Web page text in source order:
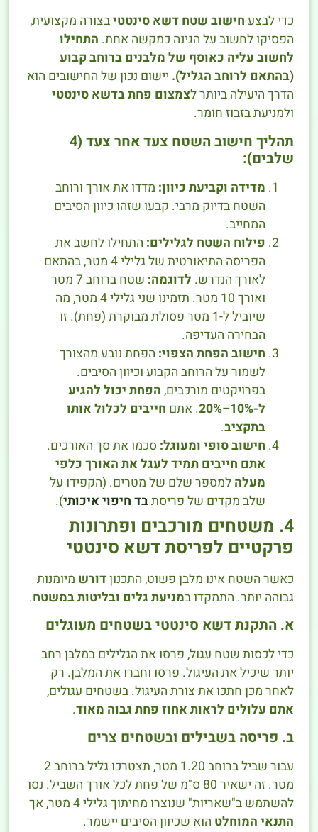
כדי לבצע חישוב שטח דשא סינטטיבצורה מקצועית,
הפסיקו לחשוב על הגינה כמקשה אחת. התחילו
לחשוב עליה כאוסף של מלבנים ברוחב קבוע
(בהתאם לרוחב הגליל). יישום נכון של החישובים הוא
הדרך היעילה ביותר לצמצום פחת בדשא סינטטי
ולמניעת בזבוז חומר.
תהליך חישוב השטח צעד אחר צעד (4
שלבים):
מדידה וקביעת כיוון: מדדו את אורך ורוחב
השטח בדיוק מרבי. קבעו שזהו כיוון הסיבים
המחייב.
פילוח השטח לגלילים: התחילו לחשב את
הפריסה התיאורטית של גלילי 4 מטר, בהתאם
לאורך הנדרש. לדוגמה:
שטח ברוחב 7 מטר
ואורך 10 מטר. תזמינו שני גלילי 4 מטר, מה
שיוביל ל-1 מטר פסולת מבוקרת (פחת). זו
הבחירה העדיפה.
חישוב הפחת הצפוי: הפחת נובע מהצורך
לשמור על הרוחב הקבוע וכיוון הסיבים.
בפרויקטים מורכבים, הפחת יכול להגיע
ל-10%–20%
. אתם חייבים לכלול אותו
בתקציב.
חישוב סופי ומעוגל: סכמו את סך האורכים.
אתם חייבים תמיד לעגל את האורך כלפי
מעלה למספר שלם של מטרים. (הקפידו על
שלב מקדים של פריסתבד חיפוי איכותי).
4. משטחים מורכבים ופתרונות
פרקטיים לפריסת דשא סינטטי
כאשר השטח אינו מלבן פשוט, התכנוןדורש מיומנות
גבוהה יותר. התמקדו במניעת גלים ובליטות במשטח.
א. התקנת דשא סינטטי בשטחים מעוגלים
כדי לכסות שטח עגול, פרסו את הגלילים במלבן רחב
יותר שיכיל את העיגול. פרסו וחברו את המלבן. רק
לאחר מכן חתכו את צורת העיגול. בשטחים עגולים,
אתם עלולים לראות אחוז פחת גבוה מאוד.
ב. פריסה בשבילים ובשטחים צרים
עבור שביל ברוחב 1.20 מטר, תצטרכו גליל ברוחב 2
מטר. זה ישאיר 80 ס"מ של פחת לכל אורך השביל. נסו
להשתמש ב"שאריות" שנוצרו מחיתוך גלילי 4 מטר, אך
התנאי המוחלט הוא שכיוון הסיבים יישמר.